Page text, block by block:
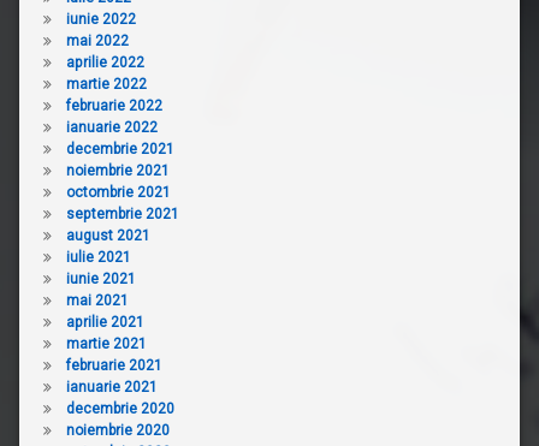
iunie 2022
mai 2022
aprilie 2022
martie 2022
februarie 2022
ianuarie 2022
decembrie 2021
noiembrie 2021
octombrie 2021
septembrie 2021
august 2021
iulie 2021
iunie 2021
mai 2021
aprilie 2021
martie 2021
februarie 2021
ianuarie 2021
decembrie 2020
noiembrie 2020